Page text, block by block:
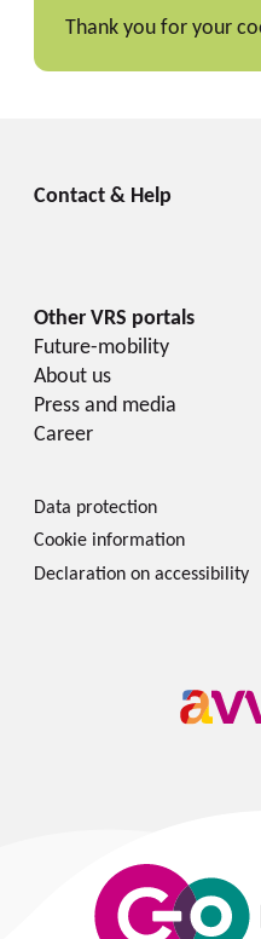
Thank you for your
Future-mobility
About us
Press and media
Career
Data protection
Cookie information
Declaration on accessibility